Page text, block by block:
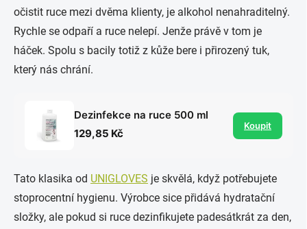
očistit ruce mezi dvěma klienty, je alkohol nenahraditelný.
Rychle se odpaří a ruce nelepí. Jenže právě v tom je
háček. Spolu s bacily totiž z kůže bere i přirozený tuk,
který nás chrání.
Dezinfekce na ruce 500 ml
129,85 Kč
Koupit
Tato klasika od UNIGLOVES je skvělá, když potřebujete
stoprocentní hygienu. Výrobce sice přidává hydratační
složky, ale pokud si ruce dezinfikujete padesátkrát za den,